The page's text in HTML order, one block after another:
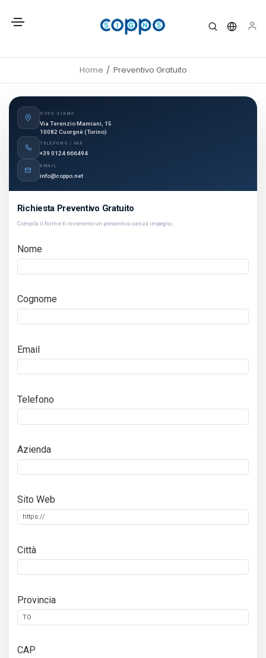
Home Preventivo Gratuito
DOVE SIAMO
Via Terenzio Mamiani, 15
10082 Cuorgnè (Torino)
TELEFONO / FAX
+39 0124 666494
EMAIL
info@coppo.net
Richiesta Preventivo Gratuito
Compila il form e ti invieremo un preventivo senza impegno.
Nome
Cognome
Email
Telefono
Azienda
Sito Web
Città
Provincia
CAP